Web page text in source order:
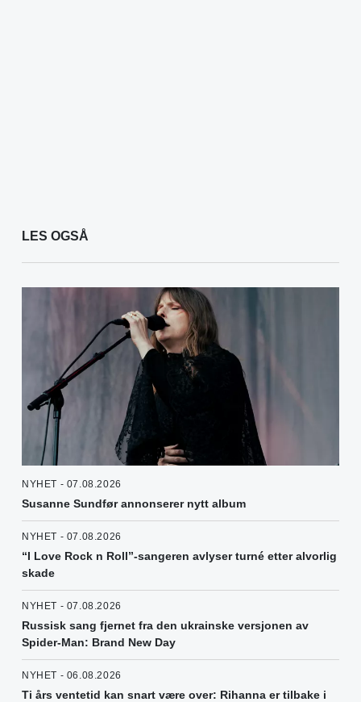
LES OGSÅ
NYHET - 07.08.2026
Susanne Sundfør annonserer nytt album
NYHET - 07.08.2026
“I Love Rock n Roll”-sangeren avlyser turné etter alvorlig
skade
NYHET - 07.08.2026
Russisk sang fjernet fra den ukrainske versjonen av
Spider-Man: Brand New Day
NYHET - 06.08.2026
Ti års ventetid kan snart være over: Rihanna er tilbake i